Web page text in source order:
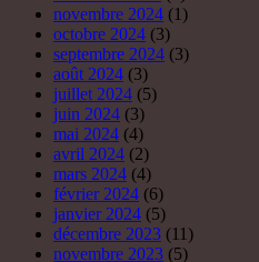
octobre 2023(7)
septembre 2023(4)
août 2023(2)
juillet 2023(3)
juin 2023(3)
mai 2023(2)
avril 2023 (3)
mars 2023(3)
février 2023(2)
janvier 2023 (3)
décembre 2022(12)
novembre 2022(2)
octobre 2022(5)